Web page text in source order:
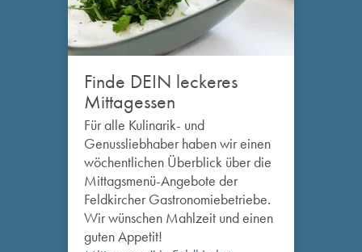
Finde DEIN leckeres
Mittagessen
Für alle Kulinarik- und
Genussliebhaber haben wir einen
wöchentlichen Überblick über die
Mittagsmenü-Angebote der
Feldkircher Gastronomiebetriebe.
Wir wünschen Mahlzeit und einen
guten Appetit!